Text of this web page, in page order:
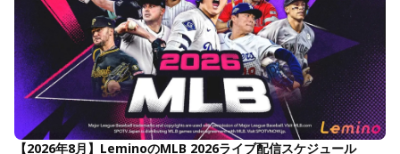
【2026年8月】LeminoのMLB 2026ライブ配信スケジュール